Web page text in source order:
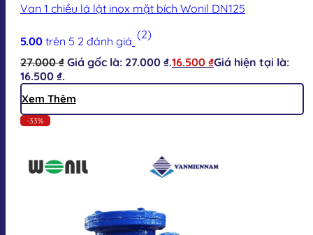
Van 1 chiều lá lật inox mặt bích Wonil DN125
5.00 trên 5 2 đánh giá (2)
27.000₫ Giá gốc là: 27.000 ₫.16.500 ₫Giá hiện tại là:
16.500 ₫.
Xem Thêm
-33%